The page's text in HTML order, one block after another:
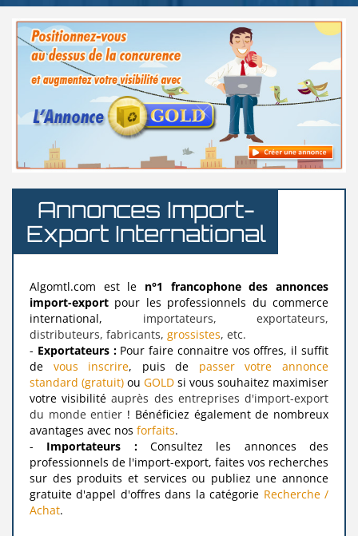
Annonces Import-
Export International
Algomtl.com est le n°1 francophone des annonces
import-export pour les professionnels du commerce
international, importateurs, exportateurs,
distributeurs, fabricants, grossistes, etc.
- Exportateurs :Pour faire connaitre vos offres, il suffit
de
vous inscrire, puis de passer votre annonce
standard (gratuit) ou GOLD si vous souhaitez maximiser
votre visibilitéauprès des entreprises d'import-export
du monde entier ! Bénéficiez également de nombreux
avantages avec nos forfaits.
- Importateurs :Consultez les annonces des
professionnels de l'import-export, faites vos recherches
sur des produits et services ou publiez une annonce
gratuite d'appel d'offres dans la catégorie Recherche /
Achat.